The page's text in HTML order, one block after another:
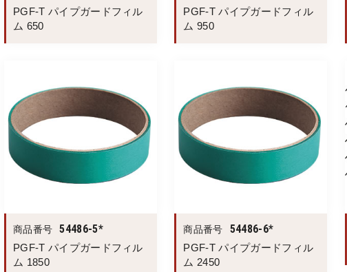
PGF-T パイプガードフィル
ム 650
PGF-T パイプガードフィル
ム 950
商品番号 54486-5*
PGF-T パイプガードフィル
ム 1850
商品番号 54486-6*
PGF-T パイプガードフィル
ム 2450